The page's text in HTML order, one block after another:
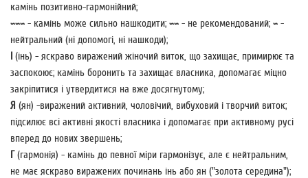
камінь позитивно-гармонійний;
~~~ - камінь може сильно нашкодити; ~~ - не рекомендований; ~ -
нейтральний (ні допомогі, ні нашкоди);
(інь) - яскраво виражений жіночий виток, що захищає, примирює та
заспокоює; камінь боронить та захищає власника, допомагає міцно
закріпитися і утвердитися на вже досягнутому;
Я (ян) -виражений активний, чоловічий, вибуховий і творчий виток;
підсилює всі активні якості власника і допомагає при активному русі
вперед до нових звершень;
Г(гармонія) - камінь до певної міри гармонізує, але є нейтральним,
не має яскраво виражених починань інь або ян ("золота середина");